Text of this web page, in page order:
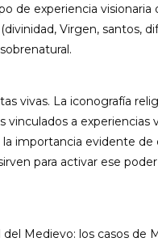
de experiencia
Virgen, santos,
vivas. La iconografía
a experiencias
importancia evidente
para activar ese
Medievo: los casos de